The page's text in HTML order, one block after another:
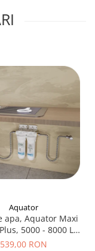
Aquator
apa, Aquator Maxi
5000 - 8000 L (
complet )
539,00 RON